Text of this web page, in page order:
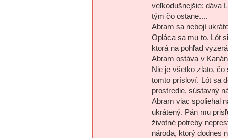
veľkodušnejšie: dáva
tým čo ostane....
Abram sa nebojí
Opláca sa mu to. Lót
ktorá na pohľad
Abram ostáva v
Nie je všetko zlato,
tomto prísloví. Lót sa
prostredie, sústavný
Abram viac spoliehal
ukrátený. Pán mu
životné potreby
národa, ktorý dodnes